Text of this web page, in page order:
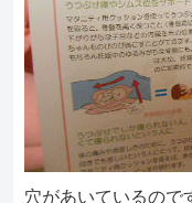
穴があいているので